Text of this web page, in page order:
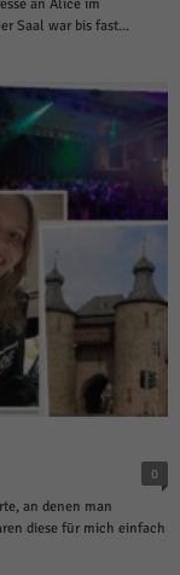
an Alice im
Saal war bis fast...
0
an denen man
diese für mich einfach
und sind für die
Informationen helfen
nutzen.
verwendet,
sie Besucher